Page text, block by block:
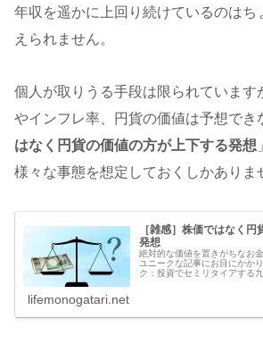
年収を遥かに上回り続けているのはち
えられません。
個人が取りうる手段は限られています
やインフレ率、円貨の価値は予想でき
はなく円貨の価値の方が上下する発想
様々な事態を想定しておくしかありま
［雑感］株価ではなく
発想
絶対的な価値を置きがちなお
ユニークな記事にお目にかか
ク：投資でセミリタイアする
lifemonogatari.net